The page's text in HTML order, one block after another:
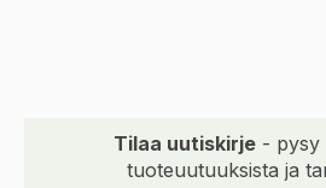
Tilaa uutiskirje - pysy
tuoteuutuuksista ja